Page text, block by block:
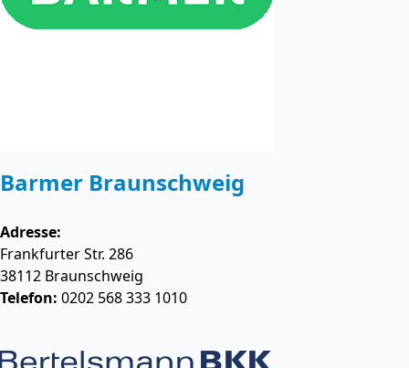
Barmer Braunschweig
Adresse:
Frankfurter Str. 286
38112 Braunschweig
Telefon: 0202 568 333 1010